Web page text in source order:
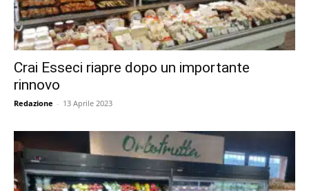
Crai Esseci riapre dopo un importante
rinnovo
Redazione - 13 Aprile 2023